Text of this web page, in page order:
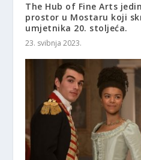
The Hub of Fine Arts
prostor u Mostaru koji
umjetnika 20. stoljeća.
23. svibnja 2023.